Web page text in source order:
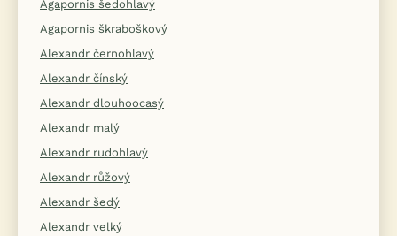
Agapornis šedohlavý
Agapornis škraboškový
Alexandr černohlavý
Alexandr čínský
Alexandr dlouhoocasý
Alexandr malý
Alexandr rudohlavý
Alexandr růžový
Alexandr šedý
Alexandr velký